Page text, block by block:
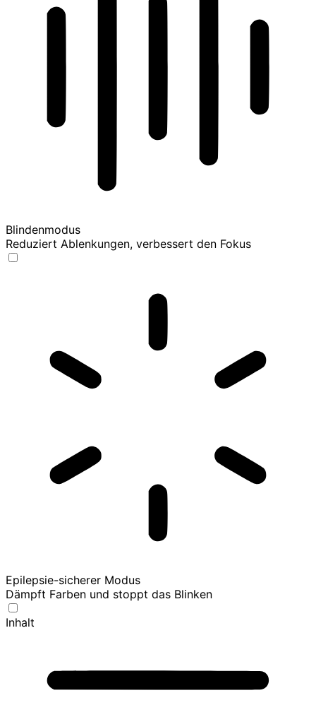
Blindenmodus
Reduziert Ablenkungen, verbessert den Fokus
Epilepsie-sicherer Modus
Dämpft Farben und stoppt das Blinken
Inhalt